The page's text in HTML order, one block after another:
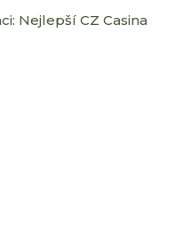
Nejlepší CZ Casina